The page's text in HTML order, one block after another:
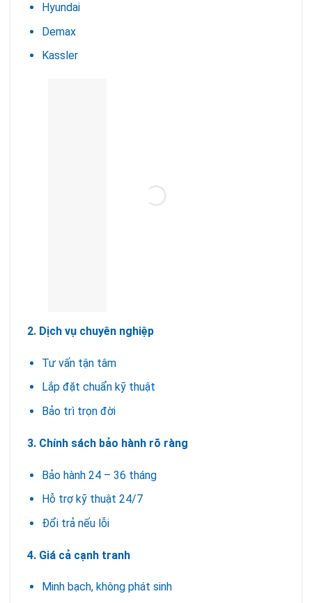
Hyundai
Demax
Kassler
2. Dịch vụ chuyên nghiệp
Tư vấn tận tâm
Lắp đặt chuẩn kỹ thuật
Bảo trì trọn đời
3. Chính sách bảo hành rõ ràng
Bảo hành 24 – 36 tháng
Hỗ trợ kỹ thuật 24/7
Đổi trả nếu lỗi
4. Giá cả cạnh tranh
Minh bạch, không phát sinh